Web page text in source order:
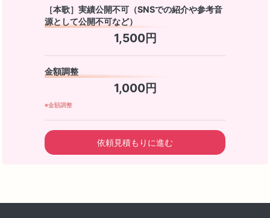
［本歌］実績公開不可（SNSでの紹介や参考音
源として公開不可など）
1,500円
金額調整
1,000円
※金額調整
依頼見積もりに進む